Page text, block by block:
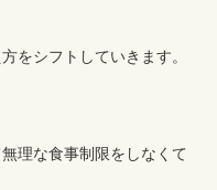
をシフトしていきます。
理な食事制限をしなくて